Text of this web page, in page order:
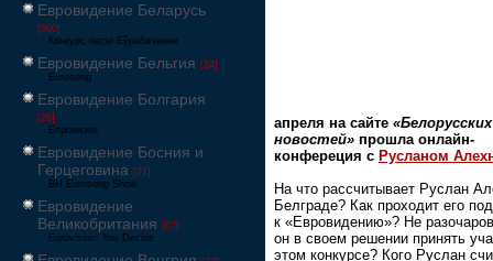
Евровидение Беларусь
[600]
Конкурс песні Еўрабачанне
Евровидение Бельгия [24]
Eurosong
Евровидение Болгария
[26]
Евровизия
Евровидение Босния и
Герцеговина [21]
BH Eurosong Show
Евровидение
Великобритания [67]
Eurovision: You Decide
апреля на сайте «Белорусских
новостей» прошла онлайн-
конфереция с Русланом
На что рассчитывает Руслан
Белграде? Как проходит его
к «Евровидению»? Не
он в своем решении принять
этом конкурсе? Кого Руслан